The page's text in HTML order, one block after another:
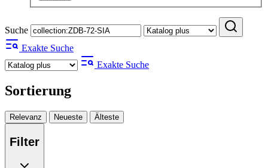
Suche
Exakte Suche
Exakte Suche
Sortierung
Relevanz Neueste Älteste
Filter